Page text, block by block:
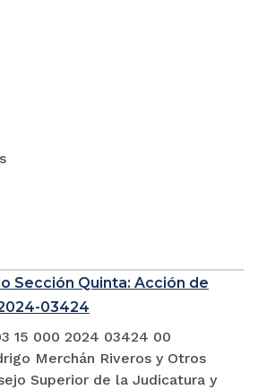
Sección Quinta: Acción de
03424
15 000 2024 03424 00
Merchán Riveros y Otros
Superior de la Judicatura y